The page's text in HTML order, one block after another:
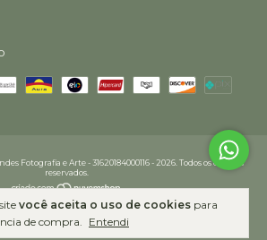
você aceita o uso de cookies para
de compra. Entendi
Fotografia e Arte - 31620184000116 - 2026. Todos os direitos
reservados.